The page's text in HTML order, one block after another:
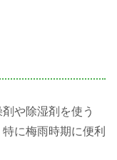
や除湿剤を使う
に梅雨時期に便利